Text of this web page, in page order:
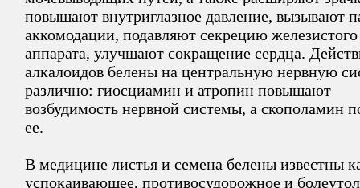
повышают внутриглазное давление, вызывают
аккомодации, подавляют секрецию железистого
аппарата, улучшают сокращение сердца.
алкалоидов белены на центральную нервную
различно: гиосциамин и атропин повышают
возбудимость нервной системы, а скополамин
ее.
В медицине листья и семена белены известны
успокаивающее, противосудорожное и